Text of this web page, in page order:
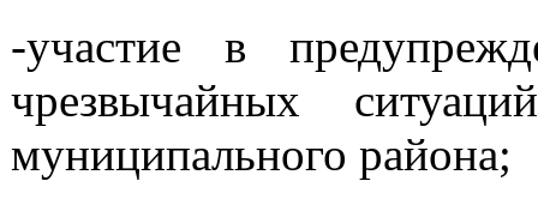
-участие в
чрезвычайных
муниципального района;